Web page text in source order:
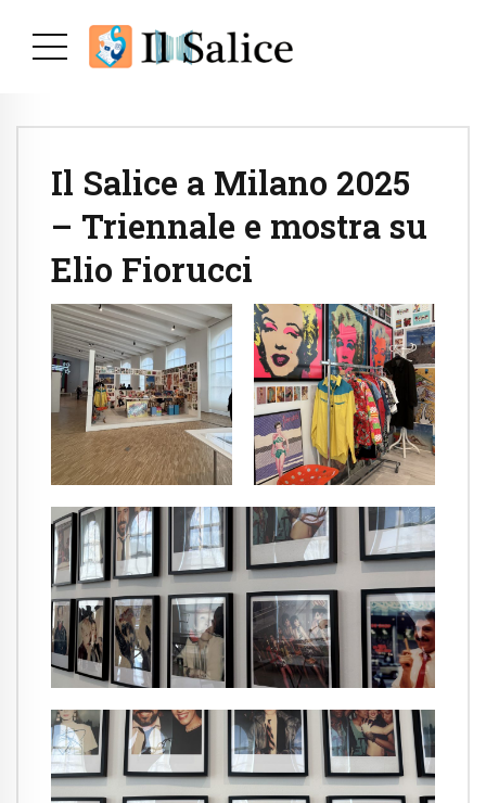
Il Salice a Milano 2025
– Triennale e mostra su
Elio Fiorucci